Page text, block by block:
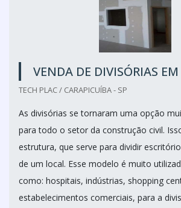
VENDA DE DIVISÓRIAS
TECH PLAC / CARAPICUÍBA - SP
As divisórias se tornaram uma opção
para todo o setor da construção civil.
estrutura, que serve para dividir
de um local. Esse modelo é muito
como: hospitais, indústrias, shopping
estabelecimentos comerciais, para a